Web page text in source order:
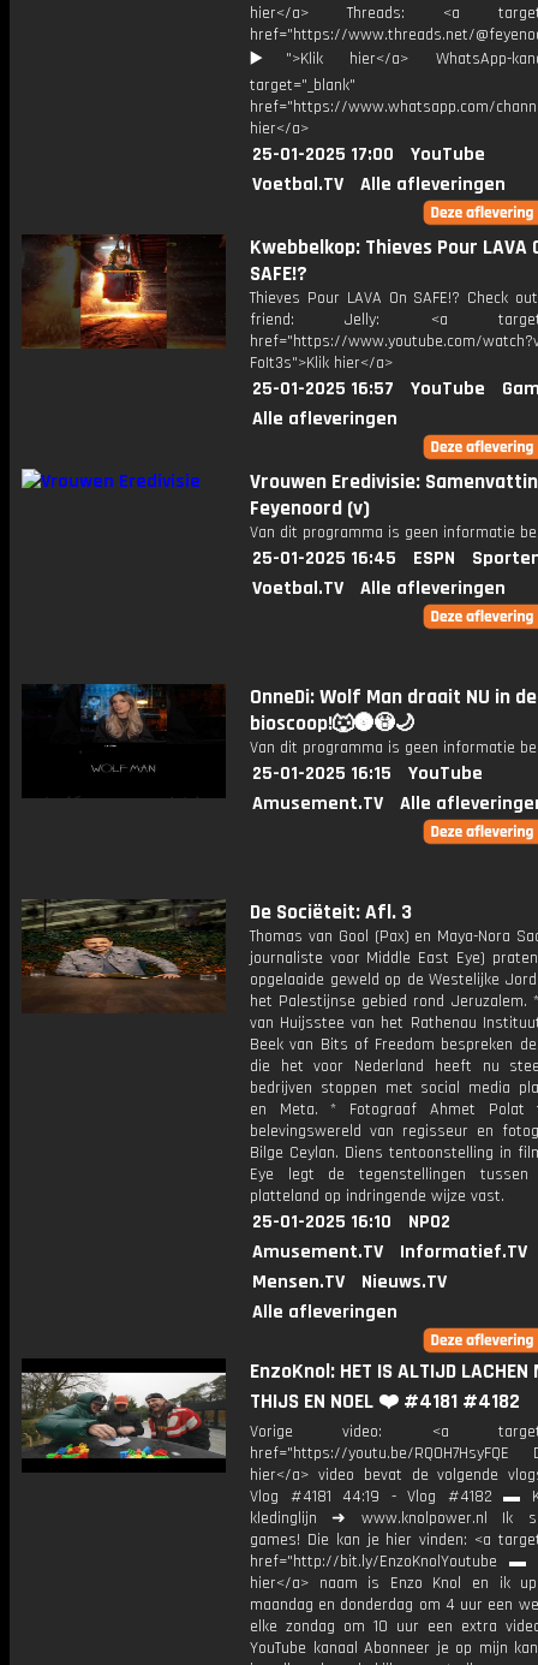
hier</a> Threads: <a
href="https://www.threads.net/
▶️">Klik hier</a> WhatsApp-
target="_blank"
href="https://www.whatsapp.com/
hier</a>
25-01-2025 17:00
YouTube
Voetbal.TV
Alle afleveringen
Kwebbelkop: Thieves Pour LAVA
SAFE!?
Thieves Pour LAVA On SAFE!? Check
friend: Jelly: <a
href="https://www.youtube.com/
FoIt3s">Klik hier</a>
25-01-2025 16:57 YouTube
Alle afleveringen
Vrouwen Eredivisie:
Feyenoord (v)
Van dit programma is geen informatie
25-01-2025 16:45 ESPN
Voetbal.TV
Alle afleveringen
OnneDi: Wolf Man draait NU in de
bioscoop!🐺🌚😳🌙
Van dit programma is geen informatie
25-01-2025 16:15
YouTube
Amusement.TV
Alle
De Sociëteit: Afl. 3
Thomas van Gool (Pax) en Maya-Nora
journaliste voor Middle East Eye)
opgelaaide geweld op de Westelijke
het Palestijnse gebied rond Jeruzalem.
van Huijsstee van het Rathenau
Beek van Bits of Freedom bespreken
die het voor Nederland heeft nu
bedrijven stoppen met social media
en Meta. * Fotograaf Ahmet Polat
belevingswereld van regisseur en
Bilge Ceylan. Diens tentoonstelling in
Eye legt de tegenstellingen
platteland op indringende wijze vast.
25-01-2025 16:10
NPO2
Amusement.TV
Informatief.TV
Mensen.TV
Nieuws.TV
Alle afleveringen
EnzoKnol: HET IS ALTIJD LACHEN
THIJS EN NOEL ❤️ #4181 #4182
Vorige video: <a
href="https://youtu.be/RQ0H7HsyFQE
hier</a> video bevat de volgende
Vlog #4181 44:19 - Vlog #4182 ▬
kledinglijn ➜ www.knolpower.nl Ik
games! Die kan je hier vinden: <a
href="http://bit.ly/EnzoKnolYoutube ▬
hier</a> naam is Enzo Knol en ik
maandag en donderdag om 4 uur een
elke zondag om 10 uur een extra
YouTube kanaal Abonneer je op mijn